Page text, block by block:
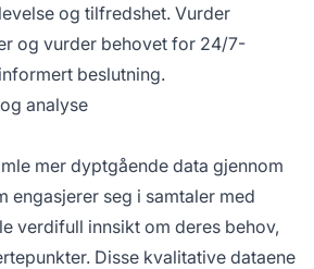
og tilfredshet. Vurder
og vurder behovet for 24/7-
beslutning.
analyse
mer dyptgående data gjennom
engasjerer seg i samtaler med
verdifull innsikt om deres behov,
Disse kvalitative dataene